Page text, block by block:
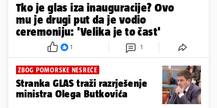
Tko je glas iza inauguracije? Ovo
mu je drugi put da je vodio
ceremoniju: 'Velika je to čast'
1 1
ZBOG POMORSKE NESREĆE
Stranka GLAS traži razrješenje
ministra Olega Butkovića